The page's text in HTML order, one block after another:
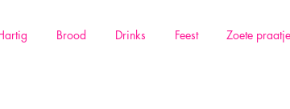
Brood Drinks Feest Zoete